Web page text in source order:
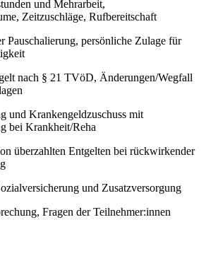
und Mehrarbeit,
Zeitzuschläge, Rufbereitschaft
Pauschalierung, persönliche Zulage für
nach § 21 TVöD, Änderungen/Wegfall
und Krankengeldzuschuss mit
bei Krankheit/Reha
überzahlten Entgelten bei rückwirkender
und Zusatzversorgung
Fragen der Teilnehmer:innen